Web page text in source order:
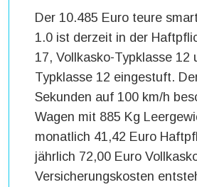
Der 10.485 Euro teure
1.0 ist derzeit in der
17, Vollkasko-Typklasse 12
Typklasse 12 eingestuft.
Sekunden auf 100 km/h
Wagen mit 885 Kg
monatlich 41,42 Euro
jährlich 72,00 Euro
Versicherungskosten